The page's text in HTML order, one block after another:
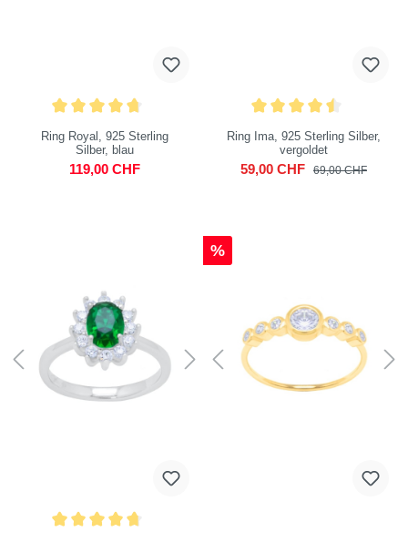
Ring Royal, 925 Sterling
Silber, blau
119,00 CHF
Ring Ima, 925 Sterling Silber,
vergoldet
59,00 CHF 69,00 CHF
%